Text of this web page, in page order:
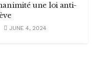
une loi anti-
JUNE 4, 2024